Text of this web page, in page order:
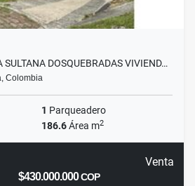
SULTANA DOSQUEBRADAS VIVIEND…
Colombia
1 Parqueadero
186.6Área m2
Venta
$430.000.000COP